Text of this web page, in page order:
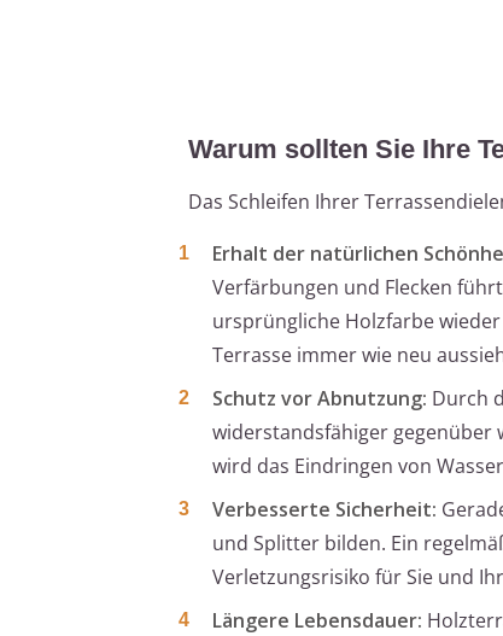
Warum sollten Sie Ihre
Das Schleifen Ihrer
Erhalt der natürlichen
Verfärbungen und Flecken
ursprüngliche Holzfarbe
Terrasse immer wie neu
Schutz vor Abnutzung: Durch
widerstandsfähiger gegenüber
wird das Eindringen von
Verbesserte Sicherheit:
und Splitter bilden. Ein
Verletzungsrisiko für Sie und
Längere Lebensdauer: